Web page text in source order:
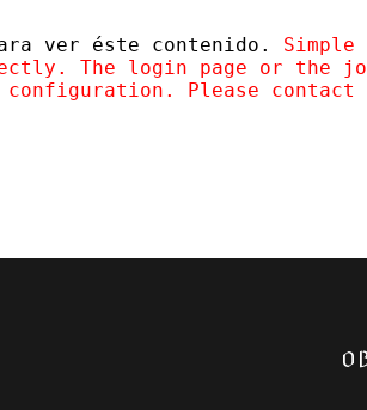
ver éste contenido. Simple
The login page or the
Please contact